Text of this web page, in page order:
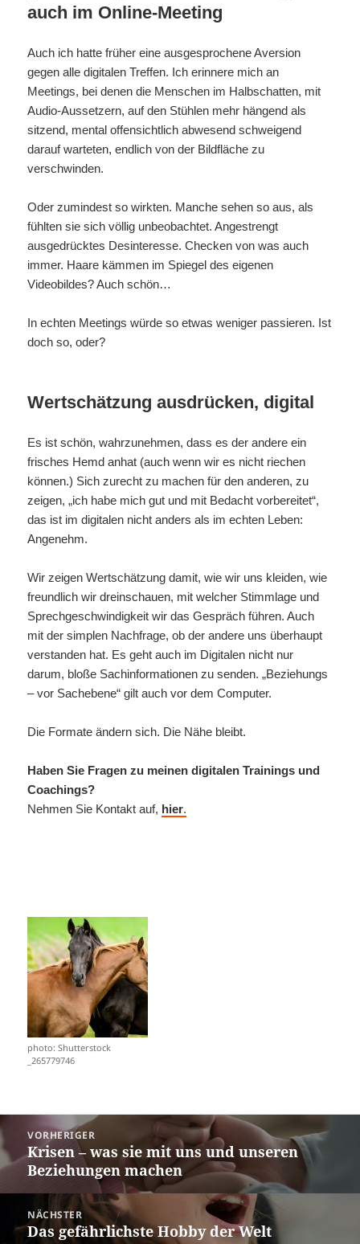
auch im Online-Meeting
Auch ich hatte früher eine ausgesprochene Aversion
gegen alle digitalen Treffen. Ich erinnere mich an
Meetings, bei denen die Menschen im Halbschatten, mit
Audio-Aussetzern, auf den Stühlen mehr hängend als
sitzend, mental offensichtlich abwesend schweigend
darauf warteten, endlich von der Bildfläche zu
verschwinden.
Oder zumindest so wirkten. Manche sehen so aus, als
fühlten sie sich völlig unbeobachtet. Angestrengt
ausgedrücktes Desinteresse. Checken von was auch
immer. Haare kämmen im Spiegel des eigenen
Videobildes? Auch schön…
In echten Meetings würde so etwas weniger passieren. Ist
doch so, oder?
Wertschätzung ausdrücken, digital
Es ist schön, wahrzunehmen, dass es der andere ein
frisches Hemd anhat (auch wenn wir es nicht riechen
können.) Sich zurecht zu machen für den anderen, zu
zeigen, „ich habe mich gut und mit Bedacht vorbereitet“,
das ist im digitalen nicht anders als im echten Leben:
Angenehm.
Wir zeigen Wertschätzung damit, wie wir uns kleiden, wie
freundlich wir dreinschauen, mit welcher Stimmlage und
Sprechgeschwindigkeit wir das Gespräch führen. Auch
mit der simplen Nachfrage, ob der andere uns überhaupt
verstanden hat. Es geht auch im Digitalen nicht nur
darum, bloße Sachinformationen zu senden. „Beziehungs
– vor Sachebene“ gilt auch vor dem Computer.
Die Formate ändern sich. Die Nähe bleibt.
Haben Sie Fragen zu meinen digitalen Trainings und
Coachings?
Nehmen Sie Kontakt auf, hier.
photo: Shutterstock
_265779746
Beitragsnavigation
VORHERIGER
Vorheriger
Beitrag:
Krisen – was sie mit uns und unseren
Beziehungen machen
NÄCHSTER
Nächster
Das gefährlichste Hobby der Welt